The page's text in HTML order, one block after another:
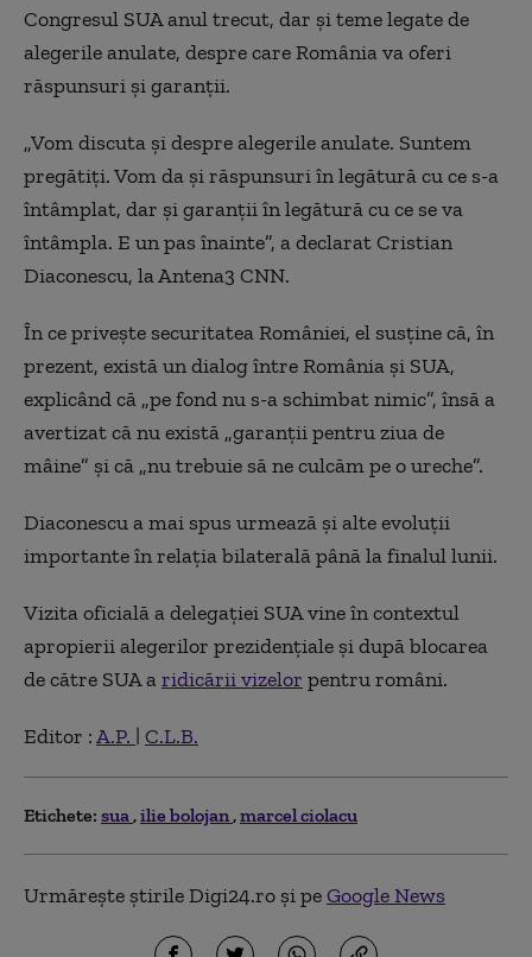
Congresul SUA anul trecut, dar și teme legate de
alegerile anulate, despre care România va oferi
răspunsuri și garanții.
„Vom discuta și despre alegerile anulate. Suntem
pregătiți. Vom da și răspunsuri în legătură cu ce s-a
întâmplat, dar și garanții în legătură cu ce se va
întâmpla. E un pas înainte”, a declarat Cristian
Diaconescu, la Antena3 CNN.
În ce privește securitatea României, el susține că, în
prezent, există un dialog între România și SUA,
explicând că „pe fond nu s-a schimbat nimic”, însă a
avertizat că nu există „garanții pentru ziua de
mâine” și că „nu trebuie să ne culcăm pe o ureche”.
Diaconescu a mai spus urmează și alte evoluții
importante în relația bilaterală până la finalul lunii.
Vizita oficială a delegației SUA vine în contextul
apropierii alegerilor prezidențiale și după blocarea
de către SUA aridicării vizelor pentru români.
Editor :A.P. | C.L.B.
Etichete: sua ilie bolojan marcel ciolacu
Urmărește știrile Digi24.ro și peGoogle News